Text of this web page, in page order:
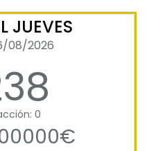
JUEVES
08/2026
0